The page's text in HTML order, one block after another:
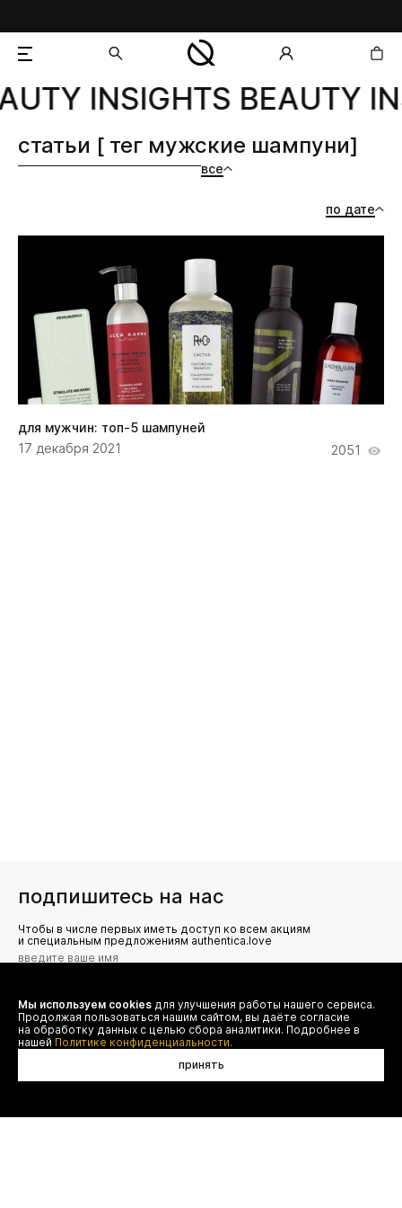
добавлен в корзину
INSIGHTS BEAUTY
все
статьи [ тег мужские шампуни]
по дате
для мужчин: топ-5 шампуней
17 декабря 2021
2051
подпишитесь на нас
Чтобы в числе первых иметь доступ ко всем акциям
и специальным предложениям authentica.love
Я даю согласие на сбор, обработку и хранение моих
персональных данных (имя, email, телефон) для получения
рекламных и информационных рассылок от ООО 'БТ
Юнайтед', а также ознакомлен(а) с
Политикой конфиденциальности
Мы используем cookies для улучшения работы нашего сервиса.
Продолжая пользоваться нашим сайтом, вы даёте согласие
на обработку данных с целью сбора аналитики. Подробнее в
нашей Политике конфиденциальности.
принять